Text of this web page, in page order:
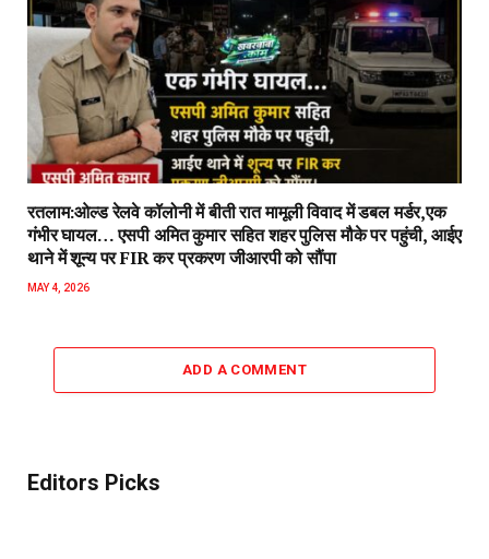
रतलाम:ओल्ड रेलवे कॉलोनी में बीती रात मामूली विवाद में डबल मर्डर,एक
गंभीर घायल… एसपी अमित कुमार सहित शहर पुलिस मौके पर पहुंची, आईए
थाने में शून्य पर FIR कर प्रकरण जीआरपी को सौंपा
MAY 4, 2026
ADD A COMMENT
Editors Picks